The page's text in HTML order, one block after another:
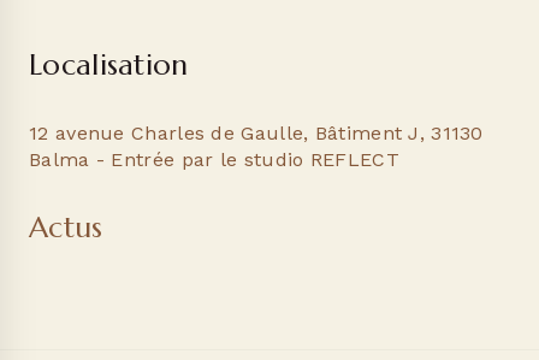
Localisation
12 avenue Charles de Gaulle, Bâtiment J, 31130
Balma - Entrée par le studio REFLECT
Actus